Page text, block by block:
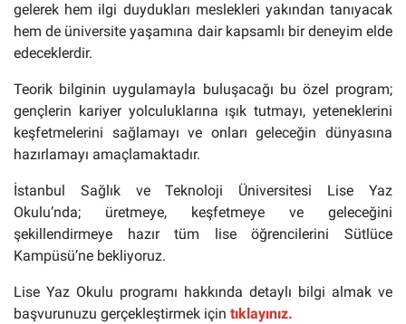
gelerek hem ilgi duydukları meslekleri yakından tanıyacak
hem de üniversite yaşamına dair kapsamlı bir deneyim elde
edeceklerdir.
Teorik bilginin uygulamayla buluşacağı bu özel program;
gençlerin kariyer yolculuklarına ışık tutmayı, yeteneklerini
keşfetmelerini sağlamayı ve onları geleceğin dünyasına
hazırlamayı amaçlamaktadır.
İstanbul Sağlık ve Teknoloji Üniversitesi Lise Yaz
Okulu’nda; üretmeye, keşfetmeye ve geleceğini
şekillendirmeye hazır tüm lise öğrencilerini Sütlüce
Kampüsü’ne bekliyoruz.
Lise Yaz Okulu programı hakkında detaylı bilgi almak ve
başvurunuzu gerçekleştirmek için tıklayınız.